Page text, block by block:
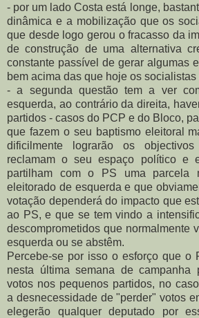
- por um lado Costa está longe,
dinâmica e a mobilização que os
que desde logo gerou o fracasso da
de construção de uma alternativa
constante passível de gerar algumas
bem acima das que hoje os socialistas
- a segunda questão tem a ver
esquerda, ao contrário da direita,
partidos - casos do PCP e do Bloco,
que fazem o seu baptismo eleitoral
dificilmente lograrão os
reclamam o seu espaço político e
partilham com o PS uma parcela
eleitorado de esquerda e que
votação dependerá do impacto que
ao PS, e que se tem vindo a
descomprometidos que normalmente
esquerda ou se abstêm.
Percebe-se por isso o esforço que o
nesta última semana de campanha
votos nos pequenos partidos, no
a desnecessidade de "perder" votos
elegerão qualquer deputado por